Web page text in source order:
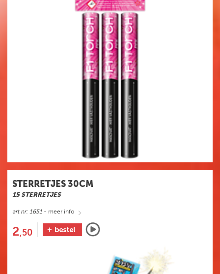
STERRETJES 30CM
15 STERRETJES
art.nr: 1651 - meer info
2,50